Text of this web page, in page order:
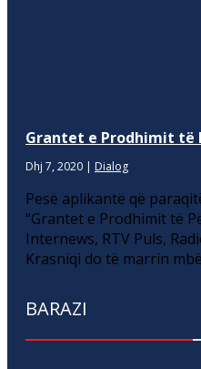
Grantet e Prodhimit të
Dhj 7, 2020 | Dialog
Pesë aplikantë që
“Grantet e Prodhimit të
Internews, RTV Puls,
Krasniqi do të marrin
BARAZI